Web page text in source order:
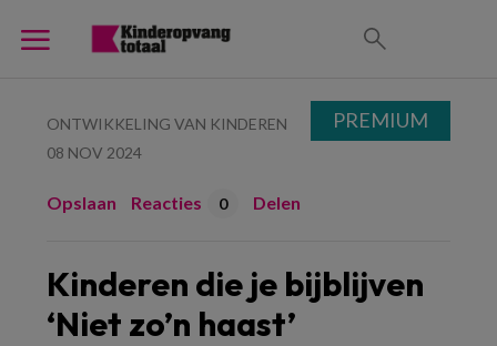
ONTWIKKELING VAN KINDEREN
08 NOV 2024
Opslaan Reacties 0 Delen
Kinderen die je bijblijven
‘Niet zo’n haast’
PREMIUM